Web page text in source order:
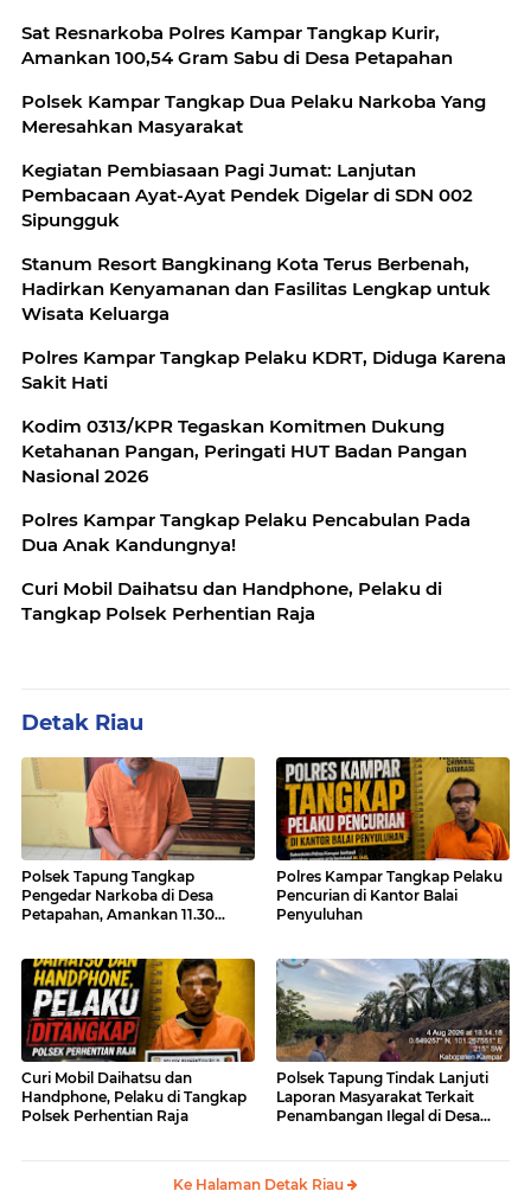
Sat Resnarkoba Polres Kampar Tangkap Kurir,
Amankan 100,54 Gram Sabu di Desa Petapahan
Polsek Kampar Tangkap Dua Pelaku Narkoba Yang
Meresahkan Masyarakat
Kegiatan Pembiasaan Pagi Jumat: Lanjutan
Pembacaan Ayat-Ayat Pendek Digelar di SDN 002
Sipungguk
Stanum Resort Bangkinang Kota Terus Berbenah,
Hadirkan Kenyamanan dan Fasilitas Lengkap untuk
Wisata Keluarga
Polres Kampar Tangkap Pelaku KDRT, Diduga Karena
Sakit Hati
Kodim 0313/KPR Tegaskan Komitmen Dukung
Ketahanan Pangan, Peringati HUT Badan Pangan
Nasional 2026
Polres Kampar Tangkap Pelaku Pencabulan Pada
Dua Anak Kandungnya!
Curi Mobil Daihatsu dan Handphone, Pelaku di
Tangkap Polsek Perhentian Raja
Detak Riau
Polsek Tapung Tangkap
Pengedar Narkoba di Desa
Petapahan, Amankan 11.30
Polres Kampar Tangkap Pelaku
Pencurian di Kantor Balai
Penyuluhan
Curi Mobil Daihatsu dan
Handphone, Pelaku di Tangkap
Polsek Perhentian Raja
Polsek Tapung Tindak Lanjuti
Laporan Masyarakat Terkait
Penambangan Ilegal di Desa
Ke Halaman Detak Riau